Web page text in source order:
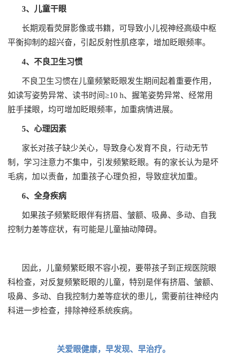
3、儿童干眼
长期观看荧屏影像或书籍，可导致小儿视神经高级中枢
平衡抑制的超兴奋，引起反射性肌痉挛，增加眨眼频率。
4、不良卫生习惯
不良卫生习惯在儿童频繁眨眼发生期间起着重要作用，
如读写姿势异常、读书时间≥10 h、握笔姿势异常、经常用
脏手揉眼，均可增加眨眼频率，加重病情进展。
5、心理因素
家长对孩子缺少关心，导致身心发育不良，行动无节
制，学习注意力不集中，引发频繁眨眼。有的家长认为是坏
毛病，加以责备，加重孩子心理负担，导致症状加重。
6、全身疾病
如果孩子频繁眨眼伴有挤眉、皱额、吸鼻、多动、自我
控制力差等症状，有可能是儿童抽动障碍。
因此，儿童频繁眨眼不容小视，要带孩子到正规医院眼
科检查，对反复频繁眨眼的儿童，特别是伴有挤眉、皱额、
吸鼻、多动、自我控制力差等症状的患儿，需要前往神经内
科进一步检查，排除神经系统疾病。
关爱眼健康，早发现、早治疗。